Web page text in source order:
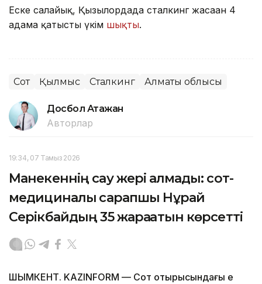
Еске салайық, Қызылордада сталкинг жасаған 4
адамға қатысты үкім шықты.
Сот Қылмыс Сталкинг Алматы облысы
Досбол Атажан
Авторлар
19:34, 07 Тамыз 2026
Манекеннің сау жері қалмады: сот-
медициналық сарапшы Нұрай
Серікбайдың 35 жарақатын көрсетті
ШЫМКЕНТ. KAZINFORM — Сот отырысындағы ең